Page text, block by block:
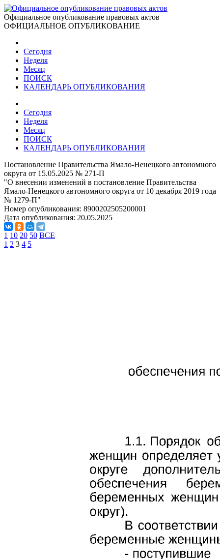
Официальное опубликование правовых актов
ОФИЦИАЛЬНОЕ ОПУБЛИКОВАНИЕ
Сегодня
Неделя
Месяц
ПОИСК
КАЛЕНДАРЬ ОПУБЛИКОВАНИЯ
Сегодня
Неделя
Месяц
ПОИСК
КАЛЕНДАРЬ ОПУБЛИКОВАНИЯ
Постановление Правительства Ямало-Ненецкого автономного
округа от 15.05.2025 № 271-П
"О внесении изменений в постановление Правительства
Ямало-Ненецкого автономного округа от 10 декабря 2019 года
№ 1279-П"
Номер опубликования: 8900202505200001
Дата опубликования: 20.05.2025
1 10 20 50 ВСЕ
1 2 3 4 5